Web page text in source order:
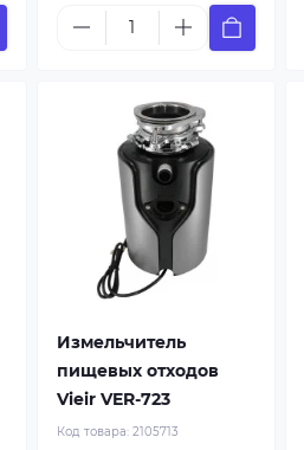
Измельчитель
пищевых отходов
Vieir VER-723
Код товара: 2105713